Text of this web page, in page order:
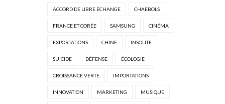
ACCORD DE LIBRE ÉCHANGE CHAEBOLS
FRANCE ET CORÉE SAMSUNG CINÉMA
EXPORTATIONS CHINE INSOLITE
SUICIDE DÉFENSE ÉCOLOGIE
CROISSANCE VERTE IMPORTATIONS
INNOVATION MARKETING MUSIQUE